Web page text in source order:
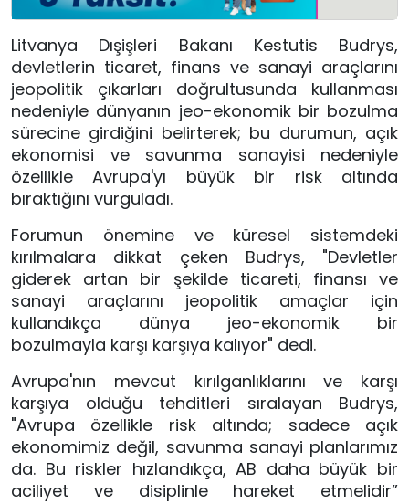
Litvanya Dışişleri Bakanı Kestutis Budrys,
devletlerin ticaret, finans ve sanayi araçlarını
jeopolitik çıkarları doğrultusunda kullanması
nedeniyle dünyanın jeo-ekonomik bir bozulma
sürecine girdiğini belirterek; bu durumun, açık
ekonomisi ve savunma sanayisi nedeniyle
özellikle Avrupa'yı büyük bir risk altında
bıraktığını vurguladı.
Forumun önemine ve küresel sistemdeki
kırılmalara dikkat çeken Budrys, "Devletler
giderek artan bir şekilde ticareti, finansı ve
sanayi araçlarını jeopolitik amaçlar için
kullandıkça dünya jeo-ekonomik bir
bozulmayla karşı karşıya kalıyor" dedi.
Avrupa'nın mevcut kırılganlıklarını ve karşı
karşıya olduğu tehditleri sıralayan Budrys,
"Avrupa özellikle risk altında; sadece açık
ekonomimiz değil, savunma sanayi planlarımız
da. Bu riskler hızlandıkça, AB daha büyük bir
aciliyet ve disiplinle hareket etmelidir”